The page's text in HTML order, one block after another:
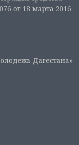
от 18 марта 2016
Дагестана»